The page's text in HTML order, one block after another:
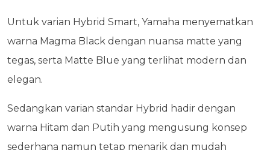
Untuk varian Hybrid Smart, Yamaha menyematkan
warna Magma Black dengan nuansa matte yang
tegas, serta Matte Blue yang terlihat modern dan
elegan.
Sedangkan varian standar Hybrid hadir dengan
warna Hitam dan Putih yang mengusung konsep
sederhana namun tetap menarik dan mudah